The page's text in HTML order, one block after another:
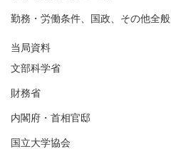
勤務・労働条件、国政、その他全般
当局資料
文部科学省
財務省
内閣府・首相官邸
国立大学協会